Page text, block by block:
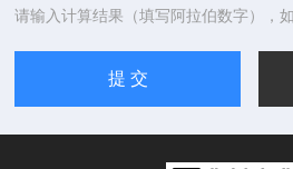
请输入计算结果（填写阿拉伯数字），